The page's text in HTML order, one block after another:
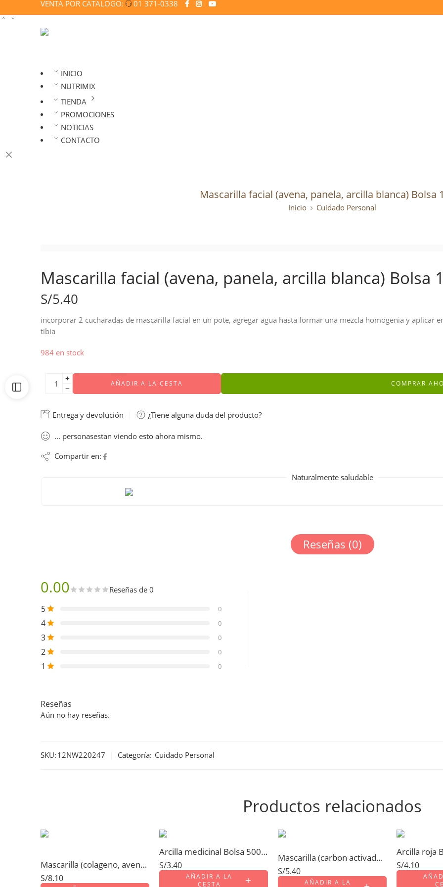
VENTA POR CATALOGO: 01 371-0338
INICIO
NUTRIMIX
TIENDA
PROMOCIONES
NOTICIAS
CONTACTO
Mascarilla facial (avena, panela, arcilla blanca) Bolsa
Inicio Cuidado Personal
Mascarilla facial (avena, panela, arcilla blanca) Bolsa
S/5.40
incorporar 2 cucharadas de mascarilla facial en un pote, agregar agua hasta formar una mezcla homogenia y aplicar
tibia
984 en stock
AÑADIR A LA CESTA COMPRAR
Entrega y devolución ¿Tiene alguna duda del producto?
... personasestan viendo esto ahora mismo.
Compartir en:
Naturalmente saludable
Reseñas (0)
0.00 Reseñas de 0
5 0
4 0
3 0
2 0
1 0
Reseñas
Aún no hay reseñas.
SKU: 12NW220247 Categoría: Cuidado Personal
Productos relacionados
Mascarilla (colageno, avena, uva, arcilla blanca) Bolsa 100gr
S/8.10
Arcilla medicinal Bolsa 500gr
S/3.40
AÑADIR A LA
CESTA
Mascarilla (carbon activado, arcilla blanca) Bolsa 100gr
S/5.40
AÑADIR A LA
Arcilla roja
S/4.10